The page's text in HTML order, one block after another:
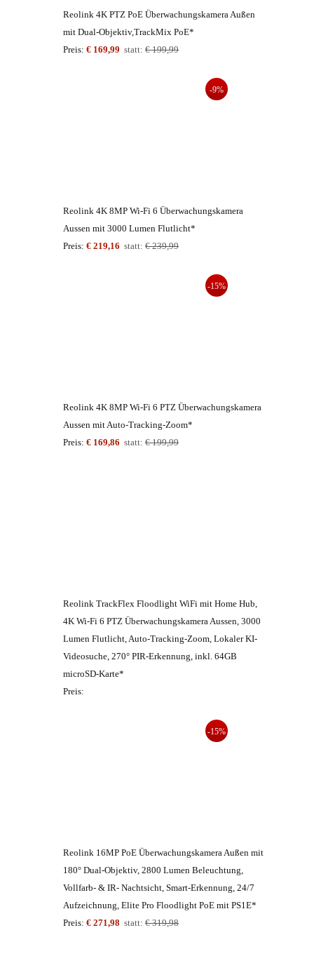
Reolink 4K PTZ PoE Überwachungskamera Außen
mit Dual-Objektiv,TrackMix PoE*
Preis: € 169,99 statt: € 199,99
-9%
Reolink 4K 8MP Wi-Fi 6 Überwachungskamera
Aussen mit 3000 Lumen Flutlicht*
Preis: € 219,16 statt: € 239,99
-15%
Reolink 4K 8MP Wi-Fi 6 PTZ Überwachungskamera
Aussen mit Auto-Tracking-Zoom*
Preis: € 169,86 statt: € 199,99
Reolink TrackFlex Floodlight WiFi mit Home Hub,
4K Wi-Fi 6 PTZ Überwachungskamera Aussen, 3000
Lumen Flutlicht, Auto-Tracking-Zoom, Lokaler KI-
Videosuche, 270° PIR-Erkennung, inkl. 64GB
microSD-Karte*
Preis:
-15%
Reolink 16MP PoE Überwachungskamera Außen mit
180° Dual-Objektiv, 2800 Lumen Beleuchtung,
Vollfarb- & IR- Nachtsicht, Smart-Erkennung, 24/7
Aufzeichnung, Elite Pro Floodlight PoE mit PS1E*
Preis: € 271,98 statt: € 319,98